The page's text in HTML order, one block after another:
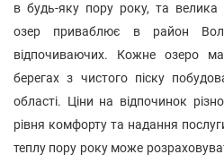
в будь-яку пору року, та велика
озер приваблює в район
відпочиваючих. Кожне озеро
берегах з чистого піску
області. Ціни на відпочинок
рівня комфорту та надання
теплу пору року може